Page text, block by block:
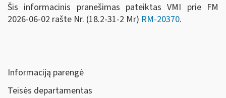
Šis informacinis pranešimas pateiktas VMI prie FM
2026-06-02 rašte Nr. (18.2-31-2 Mr) RM-20370.
Informaciją parengė
Teisės departamentas